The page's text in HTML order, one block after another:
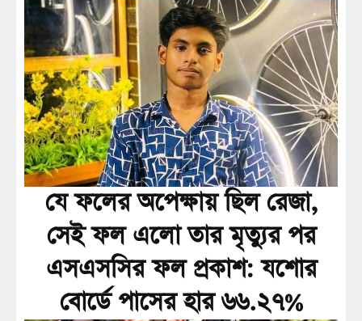
যে ফলের অপেক্ষায় ছিল রেজা,
সেই ফল এলো তার মৃত্যুর পর
এসএসসির ফল প্রকাশ: যশোর
বোর্ডে পাসের হার ৬৬.২৭%